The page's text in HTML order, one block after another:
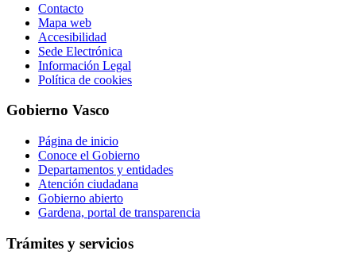
Contacto
Mapa web
Accesibilidad
Sede Electrónica
Información Legal
Política de cookies
Gobierno Vasco
Página de inicio
Conoce el Gobierno
Departamentos y entidades
Atención ciudadana
Gobierno abierto
Gardena, portal de transparencia
Trámites y servicios